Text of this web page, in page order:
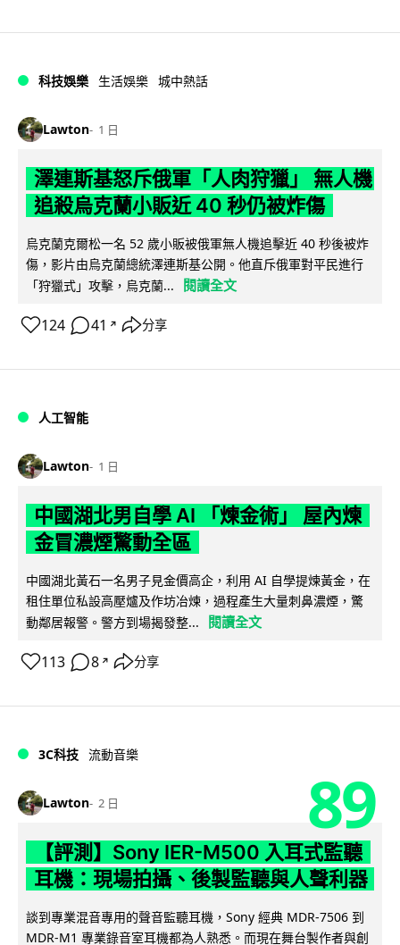
科技娛樂 生活娛樂 城中熱話
Lawton 1 日
澤連斯基怒斥俄軍「人肉狩獵」 無人機
追殺烏克蘭小販近 40 秒仍被炸傷
烏克蘭克爾松一名 52 歲小販被俄軍無人機追擊近 40 秒後被炸
傷，影片由烏克蘭總統澤連斯基公開。他直斥俄軍對平民進行
「狩獵式」攻擊，烏克蘭...
閱讀全文
124 41 ↗ 分享
人工智能
Lawton 1 日
中國湖北男自學 AI 「煉金術」 屋內煉
金冒濃煙驚動全區
中國湖北黃石一名男子見金價高企，利用 AI 自學提煉黃金，在
租住單位私設高壓爐及作坊冶煉，過程產生大量刺鼻濃煙，驚
動鄰居報警。警方到場揭發整...
閱讀全文
113 8 ↗ 分享
3C科技 流動音樂
Lawton 2 日 89
【評測】Sony IER-M500 入耳式監聽
耳機：現場拍攝、後製監聽與人聲利器
談到專業混音專用的聲音監聽耳機，Sony 經典 MDR-7506 到
MDR-M1 專業錄音室耳機都為人熟悉。而現在舞台製作者與創